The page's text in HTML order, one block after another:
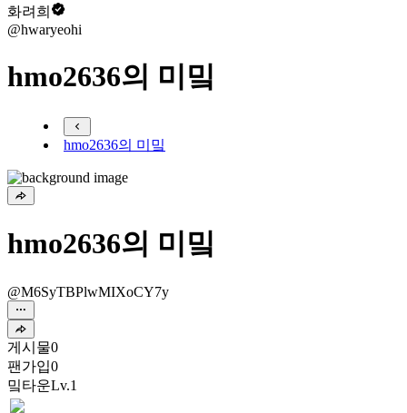
화려희
@hwaryeohi
hmo2636의 미밐
hmo2636의 미밐
hmo2636의 미밐
@M6SyTBPlwMIXoCY7y
게시물0
팬가입0
밐타운Lv.1